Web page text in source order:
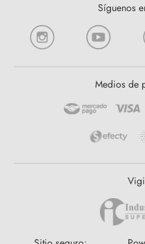
Síguenos
Medios de